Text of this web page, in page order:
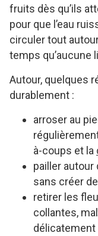
fruits dès qu’ils
pour que l’eau
circuler tout
temps qu’aucune
Autour, quelques
durablement :
arroser au
à-coups et la
pailler autour
sans créer
retirer les
collantes,
délicatement